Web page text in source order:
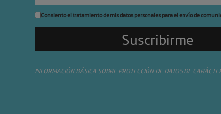
Consiento el tratamiento de mis datos personales para el envío de
INFORMACIÓN BÁSICA SOBRE PROTECCIÓN DE DATOS DE